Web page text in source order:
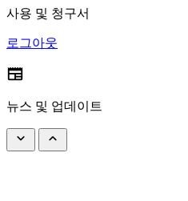
사용 및 청구서
로그아웃
newspaper
뉴스 및 업데이트
keyboard_arrow_down keyboard_arrow_up